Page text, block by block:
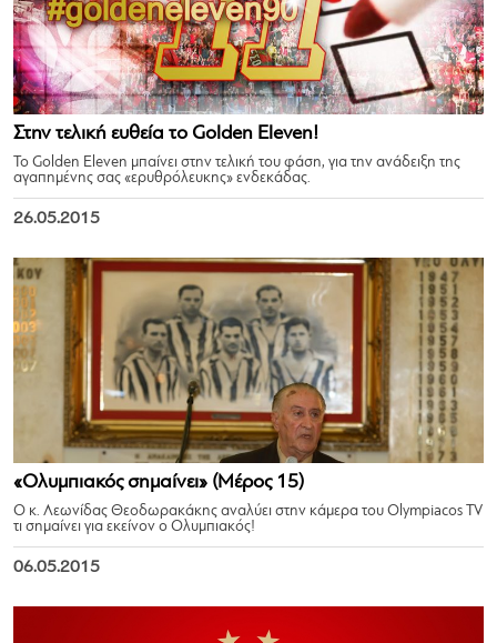
Στην τελική ευθεία το Golden Eleven!
Το Golden Eleven μπαίνει στην τελική του φάση, για την ανάδειξη της
αγαπημένης σας «ερυθρόλευκης» ενδεκάδας.
26.05.2015
«Ολυμπιακός σημαίνει» (Μέρος 15)
Ο κ. Λεωνίδας Θεοδωρακάκης αναλύει στην κάμερα του Olympiacos TV
τι σημαίνει για εκείνον ο Ολυμπιακός!
06.05.2015